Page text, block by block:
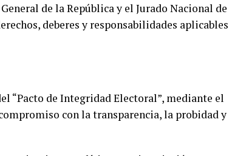
de la República y el Jurado Nacional de
deberes y responsabilidades aplicables
“Pacto de Integridad Electoral”, mediante el
con la transparencia, la probidad y